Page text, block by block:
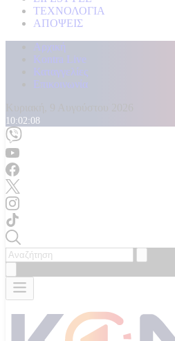
ΤΕΧΝΟΛΟΓΙΑ
ΑΠΟΨΕΙΣ
Αρχική
Kontra Live
Καταγγελίες
Επικοινωνία
10:02:09